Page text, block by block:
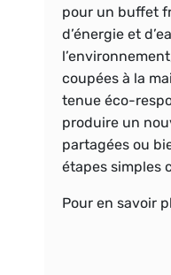
pour un buffet
d’énergie et
coupées à la
tenue éco-
produire un
partagées ou
étapes simples
Pour en savoir